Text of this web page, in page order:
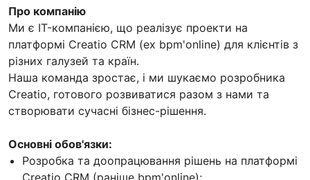
Про компанію
Ми є IT-компанією, що реалізує проекти на
платформі Creatio CRM (ex bpm'online) для клієнтів з
різних галузей та країн.
Наша команда зростає, і ми шукаємо розробника
Creatio, готового розвиватися разом з нами та
створювати сучасні бізнес-рішення.
Основні обов'язки:
Розробка та доопрацювання рішень на платформі
Creatio CRM (раніше bpm'online);